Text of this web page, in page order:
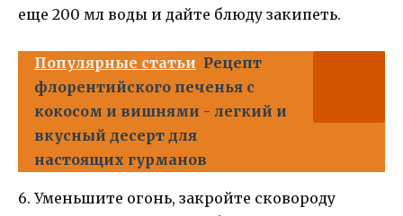
еще 200 мл воды и дайте блюду закипеть.
Популярные статьи Рецепт
флорентийского печенья с
кокосом и вишнями - легкий и
вкусный десерт для
настоящих гурманов
6. Уменьшите огонь, закройте сковороду